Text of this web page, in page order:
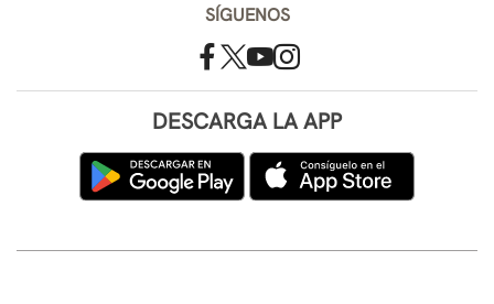
SÍGUENOS
DESCARGA LA APP